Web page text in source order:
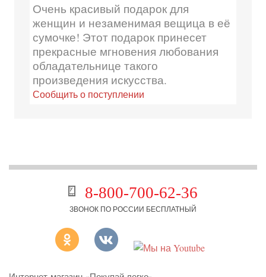
Очень красивый подарок для
женщин и незаменимая вещица в её
сумочке! Этот подарок принесет
прекрасные мгновения любования
обладательнице такого
произведения искусства.
Сообщить о поступлении
8-800-700-62-36
ЗВОНОК ПО РОССИИ БЕСПЛАТНЫЙ